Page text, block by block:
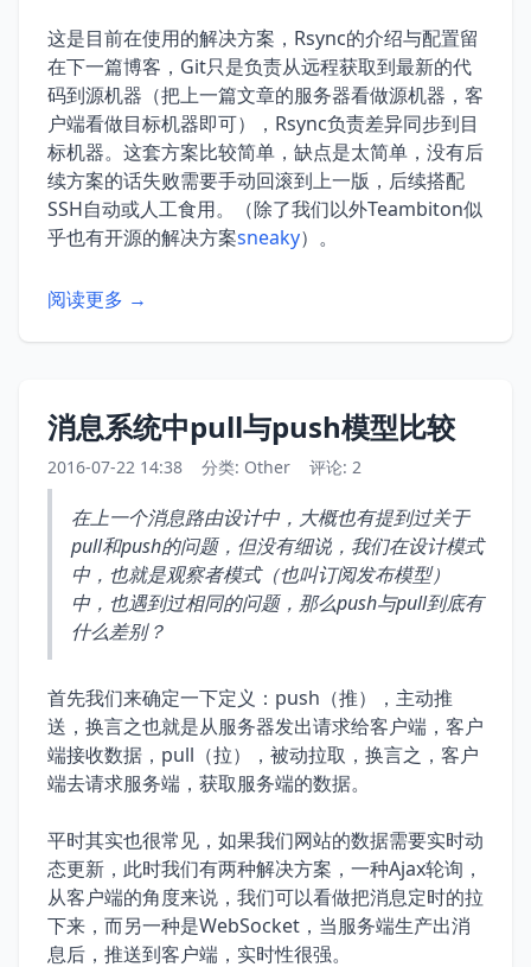
这是目前在使用的解决方案，Rsync的介绍与配置留
在下一篇博客，Git只是负责从远程获取到最新的代
码到源机器（把上一篇文章的服务器看做源机器，客
户端看做目标机器即可），Rsync负责差异同步到目
标机器。这套方案比较简单，缺点是太简单，没有后
续方案的话失败需要手动回滚到上一版，后续搭配
SSH自动或人工食用。（除了我们以外Teambiton似
乎也有开源的解决方案sneaky）。
阅读更多 →
消息系统中pull与push模型比较
2016-07-22 14:38 分类: Other 评论: 2
在上一个消息路由设计中，大概也有提到过关于
pull和push的问题，但没有细说，我们在设计模式
中，也就是观察者模式（也叫订阅发布模型）
中，也遇到过相同的问题，那么push与pull到底有
什么差别？
首先我们来确定一下定义：push（推），主动推
送，换言之也就是从服务器发出请求给客户端，客户
端接收数据，pull（拉），被动拉取，换言之，客户
端去请求服务端，获取服务端的数据。
平时其实也很常见，如果我们网站的数据需要实时动
态更新，此时我们有两种解决方案，一种Ajax轮询，
从客户端的角度来说，我们可以看做把消息定时的拉
下来，而另一种是WebSocket，当服务端生产出消
息后，推送到客户端，实时性很强。